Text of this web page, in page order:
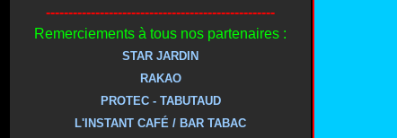
---------------------------------------------------
Remerciements à tous nos partenaires :
STAR JARDIN
RAKAO
PROTEC - TABUTAUD
L'INSTANT CAFÉ / BAR TABAC